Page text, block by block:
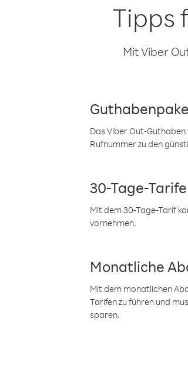
Tipps
Mit Viber
Das Viber Out-
Rufnummer zu den
30-Tage-Tarife
Mit dem 30-Tage-Tarif
vornehmen.
Monatliche
Mit dem monatlichen
Tarifen zu führen und
sparen.